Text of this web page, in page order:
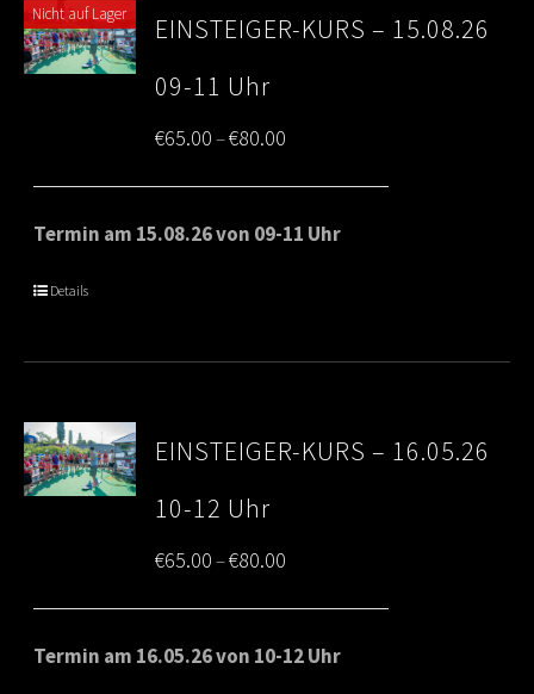
Nicht auf Lager
EINSTEIGER-KURS – 15.08.26
09-11 Uhr
€65.00–€80.00
range:
€65.00
Termin am 15.08.26 von 09-11 Uhr
Details
EINSTEIGER-KURS – 16.05.26
10-12 Uhr
€65.00–€80.00
range:
€65.00
Termin am 16.05.26 von 10-12 Uhr